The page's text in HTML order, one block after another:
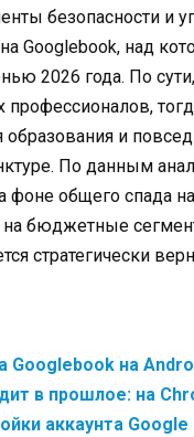
безопасности и
Googlebook, над
2026 года. По
и
По данным
фоне общего спада
на бюджетные
стратегически
Googlebook на
в прошлое: на
аккаунта Google